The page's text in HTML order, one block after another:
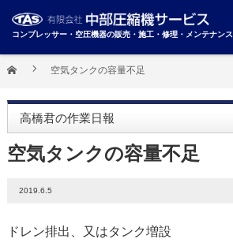
コンプレッサー・空圧機器の販売・施工・修理・メンテナンス
空気タンクの容量不足
高橋君の作業日報
空気タンクの容量不足
2019.6.5
ドレン排出、又はタンク増設